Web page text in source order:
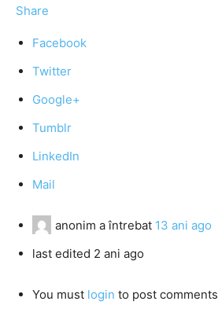
Share
Facebook
Twitter
Google+
Tumblr
LinkedIn
Mail
anonim a întrebat 13 ani ago
last edited 2 ani ago
You must login to post comments